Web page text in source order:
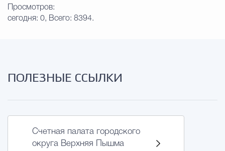
Просмотров:
сегодня: 0, Всего: 8394.
ПОЛЕЗНЫЕ ССЫЛКИ
Счетная палата городского
округа Верхняя Пышма